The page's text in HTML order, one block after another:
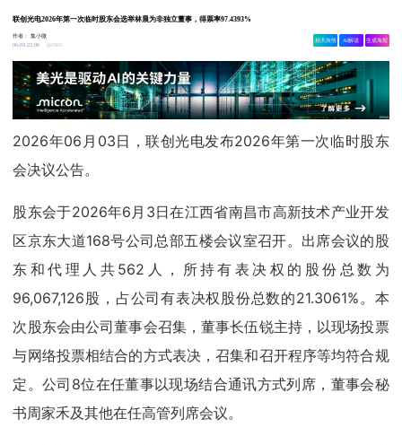
联创光电2026年第一次临时股东会选举林晨为非独立董事，得票率97.4393%
作者：集小微
06-03 22:06
5963
相关舆情 AI解读 生成海报
2026年06月03日，联创光电发布2026年第一次临时股东
会决议公告。
股东会于2026年6月3日在江西省南昌市高新技术产业开发
区京东大道168号公司总部五楼会议室召开。出席会议的股
东和代理人共562人，所持有表决权的股份总数为
96,067,126股，占公司有表决权股份总数的21.3061%。本
次股东会由公司董事会召集，董事长伍锐主持，以现场投票
与网络投票相结合的方式表决，召集和召开程序等均符合规
定。公司8位在任董事以现场结合通讯方式列席，董事会秘
书周家禾及其他在任高管列席会议。